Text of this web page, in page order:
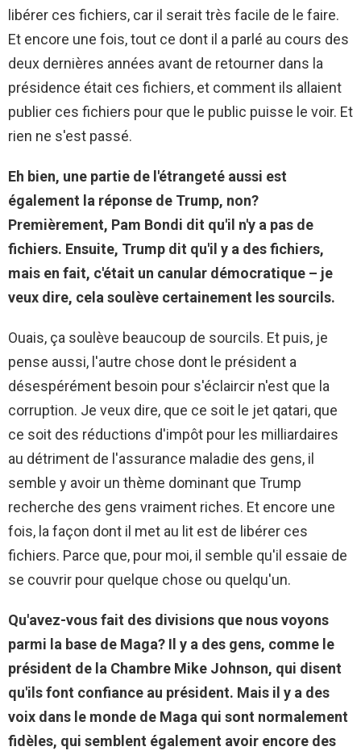
libérer ces fichiers, car il serait très facile de le faire.
Et encore une fois, tout ce dont il a parlé au cours des
deux dernières années avant de retourner dans la
présidence était ces fichiers, et comment ils allaient
publier ces fichiers pour que le public puisse le voir. Et
rien ne s'est passé.
Eh bien, une partie de l'étrangeté aussi est
également la réponse de Trump, non?
Premièrement, Pam Bondi dit qu'il n'y a pas de
fichiers. Ensuite, Trump dit qu'il y a des fichiers,
mais en fait, c'était un canular démocratique – je
veux dire, cela soulève certainement les sourcils.
Ouais, ça soulève beaucoup de sourcils. Et puis, je
pense aussi, l'autre chose dont le président a
désespérément besoin pour s'éclaircir n'est que la
corruption. Je veux dire, que ce soit le jet qatari, que
ce soit des réductions d'impôt pour les milliardaires
au détriment de l'assurance maladie des gens, il
semble y avoir un thème dominant que Trump
recherche des gens vraiment riches. Et encore une
fois, la façon dont il met au lit est de libérer ces
fichiers. Parce que, pour moi, il semble qu'il essaie de
se couvrir pour quelque chose ou quelqu'un.
Qu'avez-vous fait des divisions que nous voyons
parmi la base de Maga? Il y a des gens, comme le
président de la Chambre Mike Johnson, qui disent
qu'ils font confiance au président. Mais il y a des
voix dans le monde de Maga qui sont normalement
fidèles, qui semblent également avoir encore des